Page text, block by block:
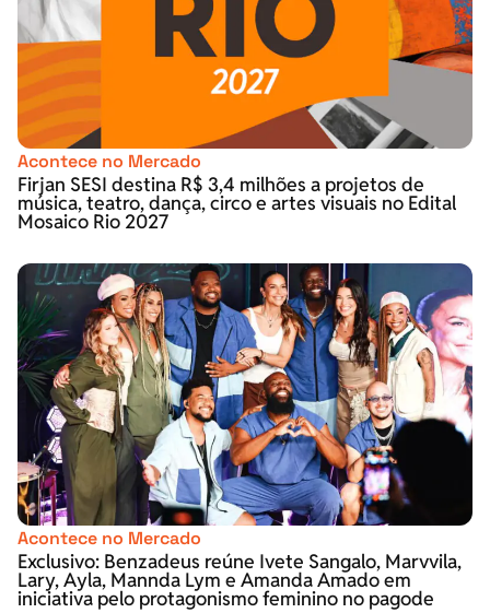
Acontece no Mercado
Firjan SESI destina R$ 3,4 milhões a projetos de
música, teatro, dança, circo e artes visuais no Edital
Mosaico Rio 2027
Acontece no Mercado
Exclusivo: Benzadeus reúne Ivete Sangalo, Marvvila,
Lary, Ayla, Mannda Lym e Amanda Amado em
iniciativa pelo protagonismo feminino no pagode